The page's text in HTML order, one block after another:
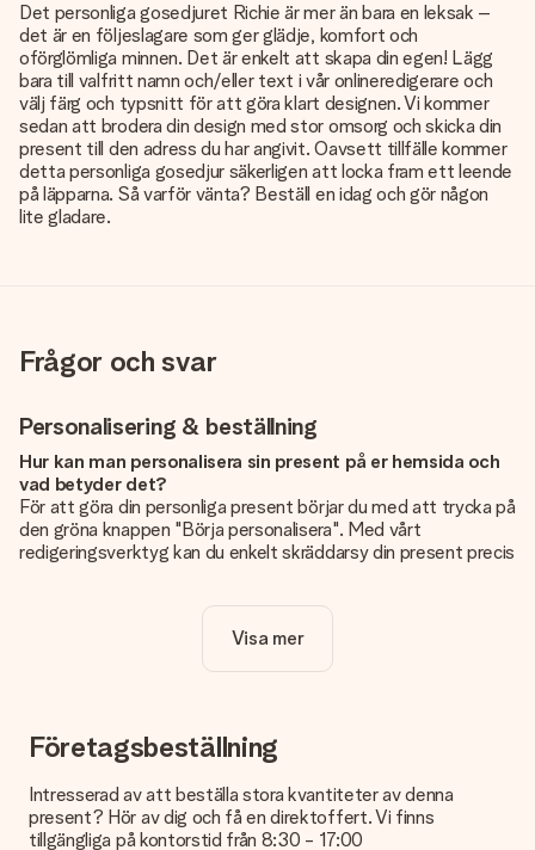
Det personliga gosedjuret Richie är mer än bara en leksak –
det är en följeslagare som ger glädje, komfort och
oförglömliga minnen. Det är enkelt att skapa din egen! Lägg
bara till valfritt namn och/eller text i vår onlineredigerare och
välj färg och typsnitt för att göra klart designen. Vi kommer
sedan att brodera din design med stor omsorg och skicka din
present till den adress du har angivit. Oavsett tillfälle kommer
detta personliga gosedjur säkerligen att locka fram ett leende
på läpparna. Så varför vänta? Beställ en idag och gör någon
lite gladare.
Frågor och svar
Personalisering & beställning
Hur kan man personalisera sin present på er hemsida och
vad betyder det?
För att göra din personliga present börjar du med att trycka på
den gröna knappen "Börja personalisera". Med vårt
redigeringsverktyg kan du enkelt skräddarsy din present precis
Kostar det något extra att personalisera sin present?
Hur vet jag att min bild har tillräckligt hög kvalitet?
det viktigt att använda foton av hög kvalitet. Om du är osäker
på kvaliteten på din bild kan du kontakta vår kundtjänst och
Visa mer
Företagsbeställning
Intresserad av att beställa stora kvantiteter av denna
present? Hör av dig och få en direktoffert. Vi finns
tillgängliga på kontorstid från 8:30 - 17:00